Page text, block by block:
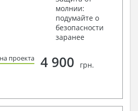
молнии:
подумайте о
безопасности
заранее
проекта 4 900 грн.